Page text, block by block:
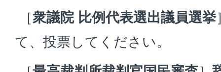
［衆議院 比例代表選出議員選挙
て、投票してください。